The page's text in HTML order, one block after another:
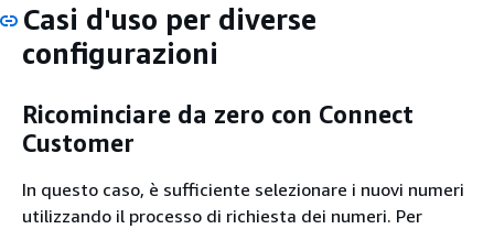
Casi d'uso per diverse
configurazioni
Ricominciare da zero con Connect
Customer
In questo caso, è sufficiente selezionare i nuovi numeri
utilizzando il processo di richiesta dei numeri. Per